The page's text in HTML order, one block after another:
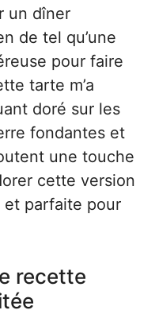
un dîner
de tel qu’une
pour faire
tarte m’a
doré sur les
fondantes et
une touche
cette version
et parfaite pour
recette